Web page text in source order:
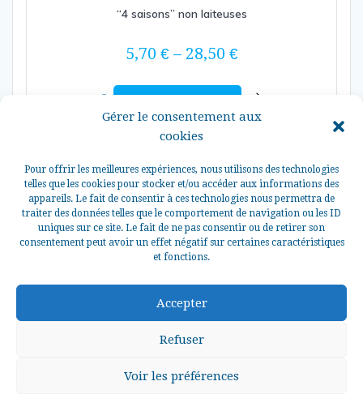
Gérer le consentement aux
cookies
Pour offrir les meilleures expériences, nous utilisons des technologies
telles que les cookies pour stocker et/ou accéder aux informations des
appareils. Le fait de consentir à ces technologies nous permettra de
traiter des données telles que le comportement de navigation ou les ID
uniques sur ce site. Le fait de ne pas consentir ou de retirer son
consentement peut avoir un effet négatif sur certaines caractéristiques
et fonctions.
Accepter
Refuser
Voir les préférences
“4 saisons” non laiteuses
5,70 €– 28,50 €